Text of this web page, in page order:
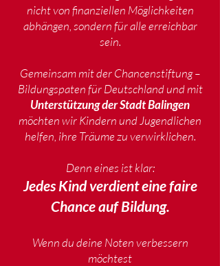
nicht von finanziellen Möglichkeiten
abhängen, sondern für alle erreichbar
sein.
Gemeinsam mit derChancenstiftung –
Bildungspaten für Deutschlandund mit
Unterstützung der Stadt Balingen
möchten wir Kindern und Jugendlichen
helfen, ihre Träume zu verwirklichen.
Denn eines ist klar:
Jedes Kind verdient eine faire
Chance auf Bildung.
Wenn du deine Noten verbessern
möchtest